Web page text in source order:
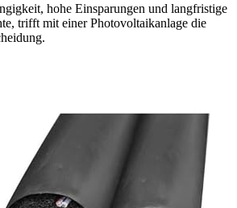
hohe Einsparungen und langfristige
trifft mit einer Photovoltaikanlage die